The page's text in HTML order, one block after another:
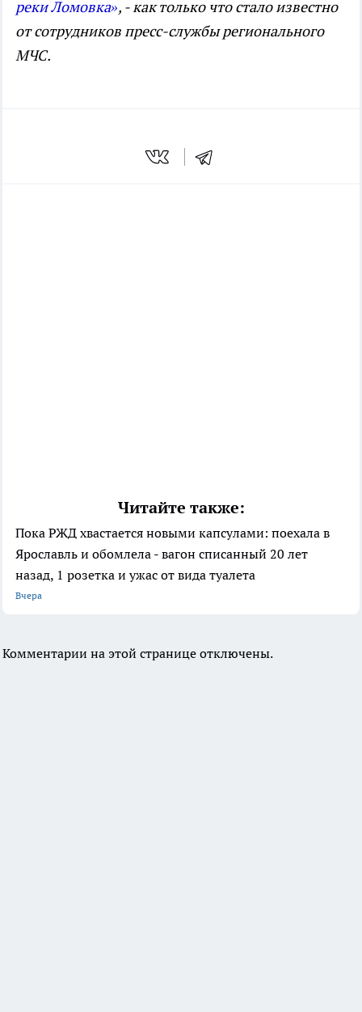
реки Ломовка», - как только что стало известно
от сотрудников пресс-службы регионального
МЧС.
Читайте также:
Пока РЖД хвастается новыми капсулами: поехала в
Ярославль и обомлела - вагон списанный 20 лет
назад, 1 розетка и ужас от вида туалета
Вчера
Комментарии на этой странице отключены.